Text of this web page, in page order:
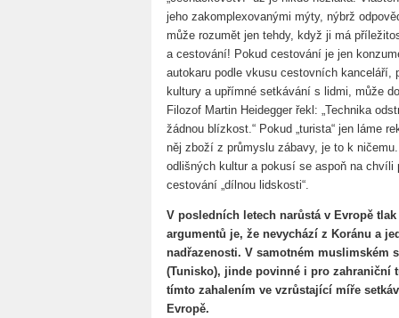
jeho zakomplexovanými mýty, nýbrž
může rozumět jen tehdy, když ji má
a cestování! Pokud cestování je jen
autokaru podle vkusu cestovních kanceláří,
kultury a upřímné setkávání s lidmi, může
Filozof Martin Heidegger řekl: „Technika
žádnou blízkost.“ Pokud „turista“ jen láme
něj zboží z průmyslu zábavy, je to k
odlišných kultur a pokusí se aspoň na
cestování „dílnou lidskosti“.
V posledních letech narůstá v Evropě
argumentů je, že nevychází z Koránu a
nadřazenosti. V samotném muslimském
(Tunisko), jinde povinné i pro zahraniční
tímto zahalením ve vzrůstající míře
Evropě.